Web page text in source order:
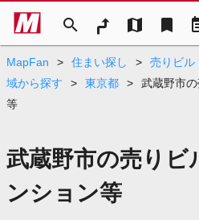
search map bookmark
MapFan > 住まい探し > 売りビル
域から探す
> 東京都 >
武蔵野市
等
武蔵野市の売りビ
ンション等